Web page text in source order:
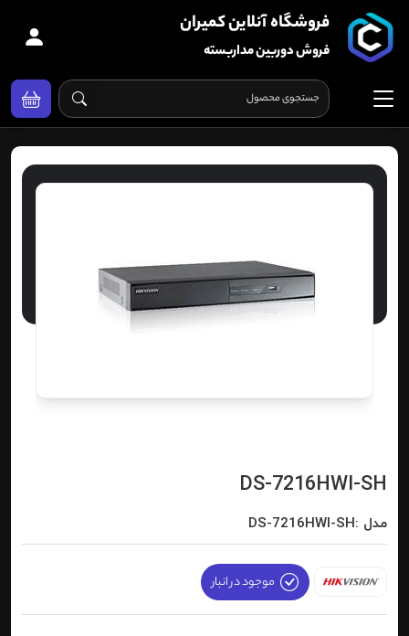
فروشگاه آنلاین کمیران
فروش دوربین مداربسته
DS-7216HWI-SH
مدل :DS-7216HWI-SH
موجود در انبار